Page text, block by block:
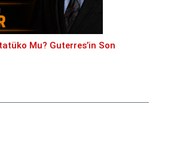
Mu? Guterres’in Son